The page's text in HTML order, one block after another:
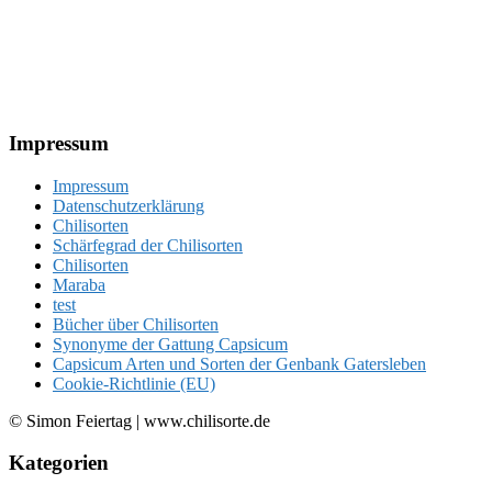
Footer
Impressum
Impressum
Datenschutzerklärung
Chilisorten
Schärfegrad der Chilisorten
Chilisorten
Maraba
test
Bücher über Chilisorten
Synonyme der Gattung Capsicum
Capsicum Arten und Sorten der Genbank Gatersleben
Cookie-Richtlinie (EU)
© Simon Feiertag | www.chilisorte.de
Kategorien